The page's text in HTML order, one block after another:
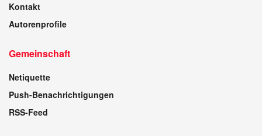
Kontakt
Autorenprofile
Gemeinschaft
Netiquette
Push-Benachrichtigungen
RSS-Feed